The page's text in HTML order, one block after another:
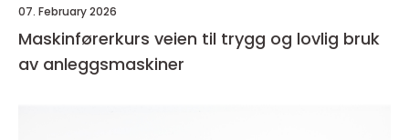
07. February 2026
Maskinførerkurs veien til trygg og lovlig bruk
av anleggsmaskiner